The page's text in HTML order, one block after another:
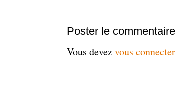
Poster le commentaire
Vous devezvous connecter